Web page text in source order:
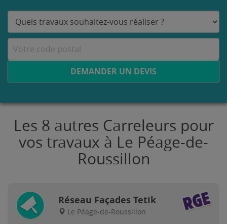
DEMANDER UN DEVIS
Les 8 autres Carreleurs pour
vos travaux à Le Péage-de-
Roussillon
Réseau Façades Tetik
Le Péage-de-Roussillon